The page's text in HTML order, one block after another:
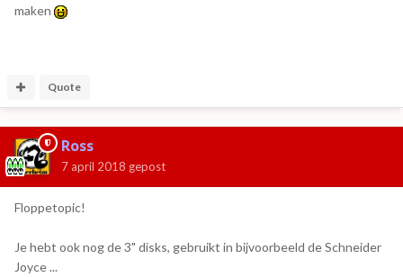
maken
Quote
Ross
7 april 2018 gepost
Floppetopic!
Je hebt ook nog de 3" disks, gebruikt in bijvoorbeeld de Schneider
Joyce ...